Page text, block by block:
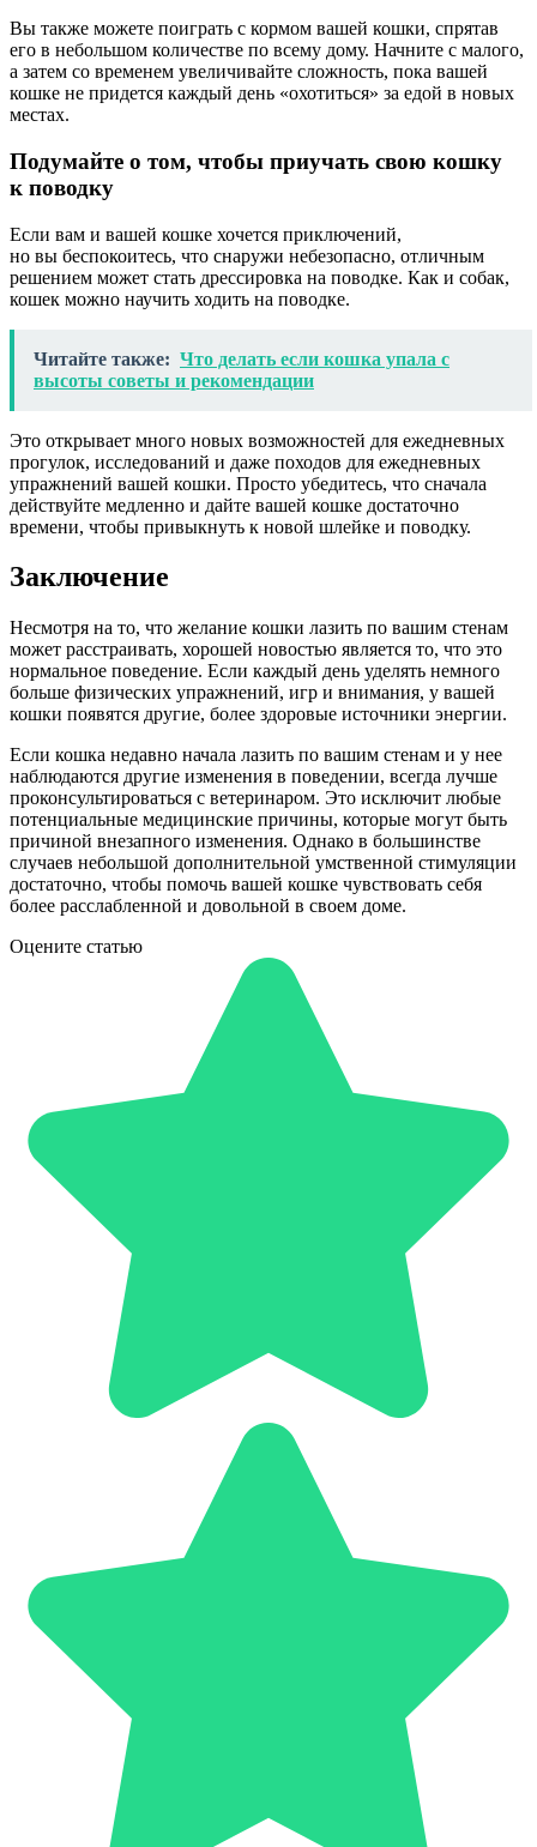
Вы также можете поиграть с кормом вашей кошки, спрятав
его в небольшом количестве по всему дому. Начните с малого,
а затем со временем увеличивайте сложность, пока вашей
кошке не придется каждый день «охотиться» за едой в новых
местах.
Подумайте о том, чтобы приучать свою кошку
к поводку
Если вам и вашей кошке хочется приключений,
но вы беспокоитесь, что снаружи небезопасно, отличным
решением может стать дрессировка на поводке. Как и собак,
кошек можно научить ходить на поводке.
Читайте также: Что делать если кошка упала с
высоты советы и рекомендации
Это открывает много новых возможностей для ежедневных
прогулок, исследований и даже походов для ежедневных
упражнений вашей кошки. Просто убедитесь, что сначала
действуйте медленно и дайте вашей кошке достаточно
времени, чтобы привыкнуть к новой шлейке и поводку.
Заключение
Несмотря на то, что желание кошки лазить по вашим стенам
может расстраивать, хорошей новостью является то, что это
нормальное поведение. Если каждый день уделять немного
больше физических упражнений, игр и внимания, у вашей
кошки появятся другие, более здоровые источники энергии.
Если кошка недавно начала лазить по вашим стенам и у нее
наблюдаются другие изменения в поведении, всегда лучше
проконсультироваться с ветеринаром. Это исключит любые
потенциальные медицинские причины, которые могут быть
причиной внезапного изменения. Однако в большинстве
случаев небольшой дополнительной умственной стимуляции
достаточно, чтобы помочь вашей кошке чувствовать себя
более расслабленной и довольной в своем доме.
Оцените статью